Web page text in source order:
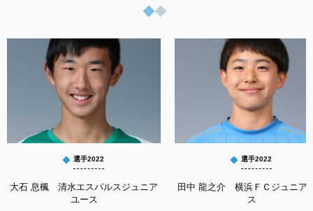
選手2022
大石 息楓 清水エスパルスジュニア
ユース
選手2022
田中 龍之介 横浜ＦＣジュニア
ス